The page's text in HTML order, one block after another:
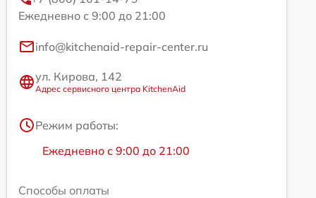
Ежедневно с 9:00 до 21:00
info@kitchenaid-repair-center.ru
ул. Кирова, 142
Адрес сервисного центра KitchenAid
Режим работы:
Ежедневно с 9:00 до 21:00
Способы оплаты